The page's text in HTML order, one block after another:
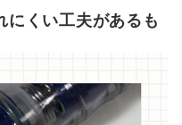
にくい工夫があるも